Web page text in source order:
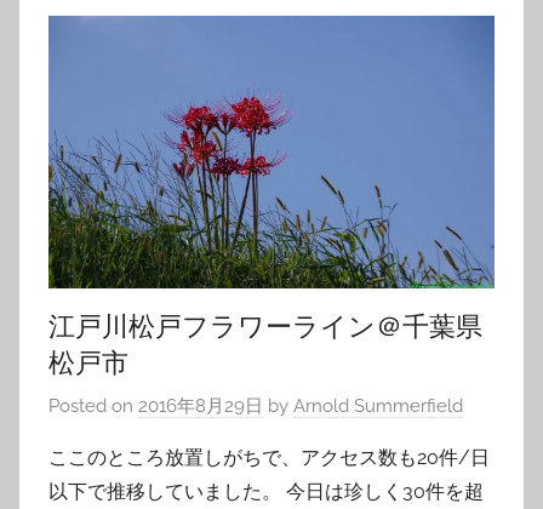
江戸川松戸フラワーライン＠千葉県
松戸市
Posted on 2016年8月29日 by Arnold Summerfield
ここのところ放置しがちで、アクセス数も20件/日
以下で推移していました。 今日は珍しく30件を超